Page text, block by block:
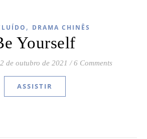
, DRAMA CHINÊS
Yourself
2 de outubro de 2021 / 6 Comments
ASSISTIR